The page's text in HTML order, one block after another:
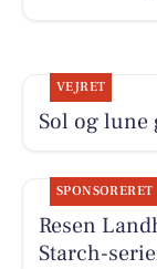
VEJRET
Sol og lune
SPONSORERET
Resen
Starch-